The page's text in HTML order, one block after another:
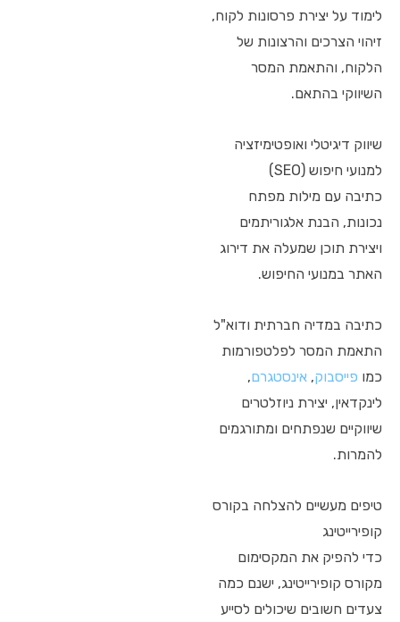
לימוד על יצירת פרסונות לקוח,
זיהוי הצרכים והרצונות של
הלקוח, והתאמת המסר
השיווקי בהתאם.
שיווק דיגיטלי ואופטימיזציה
למנועי חיפוש (SEO)
כתיבה עם מילות מפתח
נכונות, הבנת אלגוריתמים
ויצירת תוכן שמעלה את דירוג
האתר במנועי החיפוש.
כתיבה במדיה חברתית ודוא"ל
התאמת המסר לפלטפורמות
כמו פייסבוק, אינסטגרם,
לינקדאין, יצירת ניוזלטרים
שיווקיים שנפתחים ומתורגמים
להמרות.
טיפים מעשיים להצלחה בקורס
קופירייטינג
כדי להפיק את המקסימום
מקורס קופירייטינג, ישנם כמה
צעדים חשובים שיכולים לסייע